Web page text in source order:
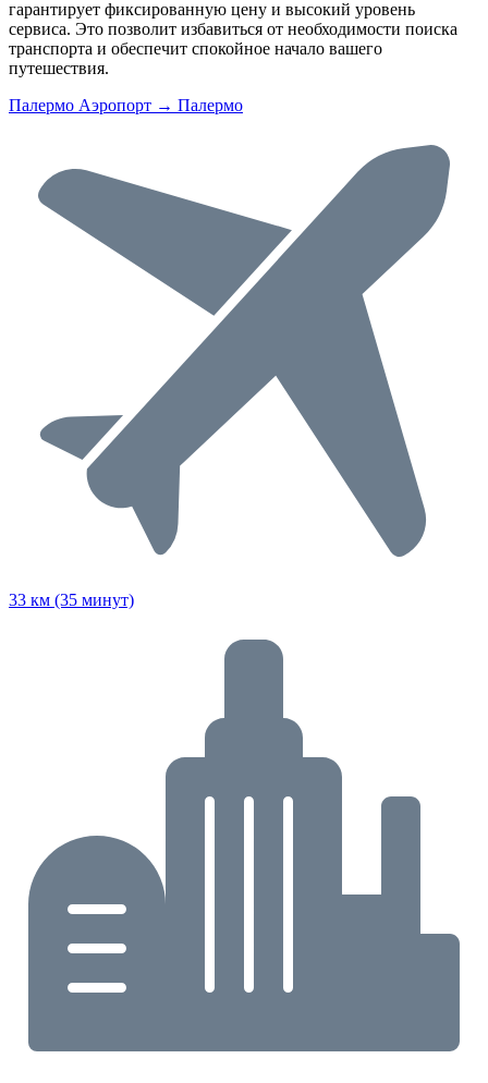
гарантирует фиксированную цену и высокий уровень
сервиса. Это позволит избавиться от необходимости поиска
транспорта и обеспечит спокойное начало вашего
путешествия.
Палермо Аэропорт → Палермо
33 км (35 минут)